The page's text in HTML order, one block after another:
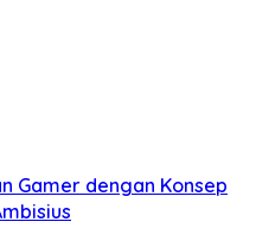
Gamer dengan Konsep